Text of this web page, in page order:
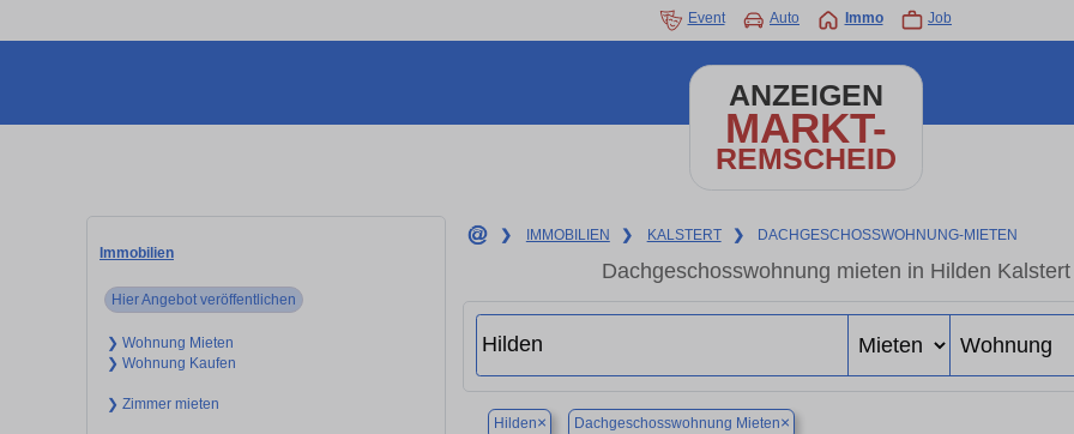
Event Auto Immo Job
ANZEIGEN
MARKT-
REMSCHEID
Immobilien
Hier Angebot veröffentlichen
❯ Wohnung Mieten
❯ Wohnung Kaufen
❯ Zimmer mieten
❯ IMMOBILIEN ❯ KALSTERT ❯ DACHGESCHOSSWOHNUNG-MIETEN
Dachgeschosswohnung mieten in Hilden
Hilden× Dachgeschosswohnung Mieten×